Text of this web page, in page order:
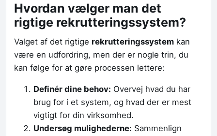
Hvordan vælger man det
rigtige rekrutteringssystem?
Valget af det rigtige rekrutteringssystem kan
være en udfordring, men der er nogle trin, du
kan følge for at gøre processen lettere:
Definér dine behov: Overvej hvad du har
brug for i et system, og hvad der er mest
vigtigt for din virksomhed.
Undersøg mulighederne: Sammenlign